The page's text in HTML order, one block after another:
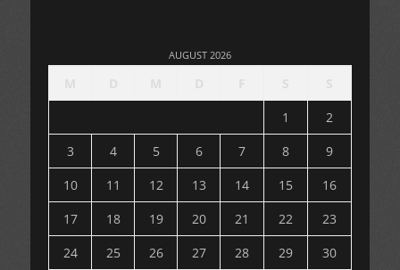
AUGUST 2026
1
2
3
4 5 6 7 8
9
10
11 12 13 14 15
16
17
18 19 20 21 22
23
24
25 26 27 28 29 30